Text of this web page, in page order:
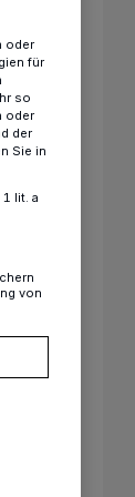
oder
für
so
oder
der
Sie in
lit. a
von